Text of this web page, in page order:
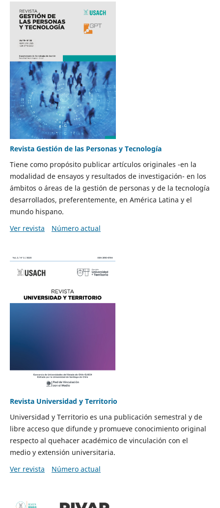
Revista Gestión de las Personas y Tecnología
Tiene como propósito publicar artículos originales -en la
modalidad de ensayos y resultados de investigación- en los
ámbitos o áreas de la gestión de personas y de la tecnología
desarrollados, preferentemente, en América Latina y el
mundo hispano.
Ver revista
Número actual
Revista Universidad y Territorio
Universidad y Territorio es una publicación semestral y de
libre acceso que difunde y promueve conocimiento original
respecto al quehacer académico de vinculación con el
medio y extensión universitaria.
Ver revista
Número actual